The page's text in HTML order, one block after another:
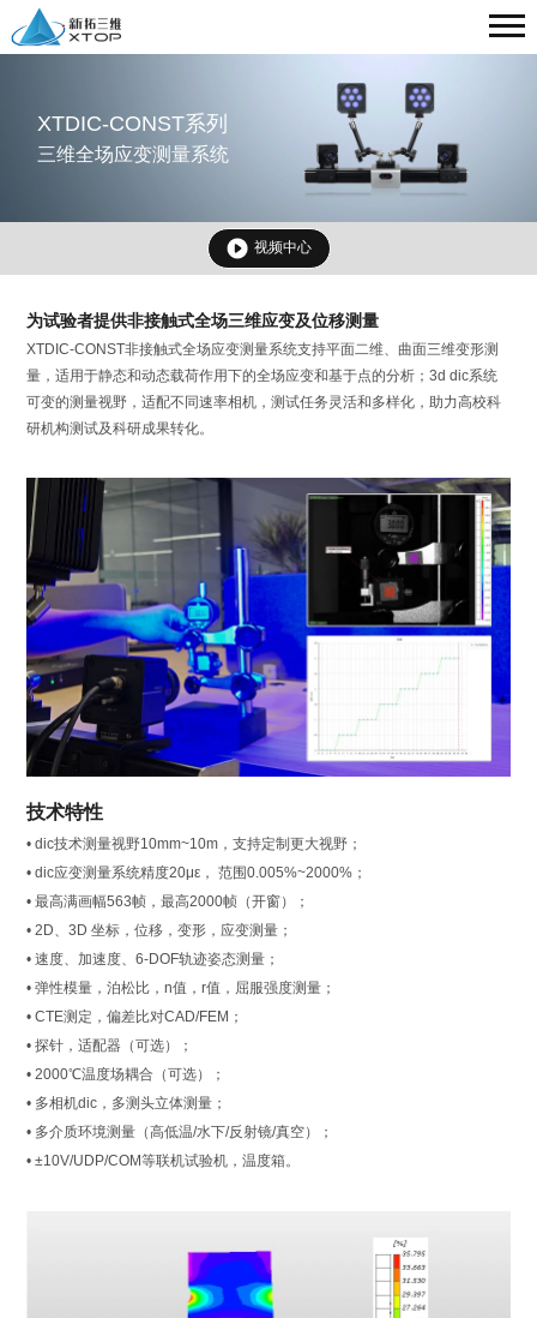
XTDIC-CONST系列
三维全场应变测量系统
视频中心
为试验者提供非接触式全场三维应变及位移测量
XTDIC-CONST非接触式全场应变测量系统支持平面二维、曲面三维变形测
量，适用于静态和动态载荷作用下的全场应变和基于点的分析；3d dic系统
可变的测量视野，适配不同速率相机，测试任务灵活和多样化，助力高校科
研机构测试及科研成果转化。
技术特性
• dic技术测量视野10mm~10m，支持定制更大视野；
• dic应变测量系统精度20με， 范围0.005%~2000%；
• 最高满画幅563帧，最高2000帧（开窗）；
• 2D、3D 坐标，位移，变形，应变测量；
• 速度、加速度、6-DOF轨迹姿态测量；
• 弹性模量，泊松比，n值，r值，屈服强度测量；
• CTE测定，偏差比对CAD/FEM；
• 探针，适配器（可选）；
• 2000℃温度场耦合（可选）；
• 多相机dic，多测头立体测量；
• 多介质环境测量（高低温/水下/反射镜/真空）；
• ±10V/UDP/COM等联机试验机，温度箱。